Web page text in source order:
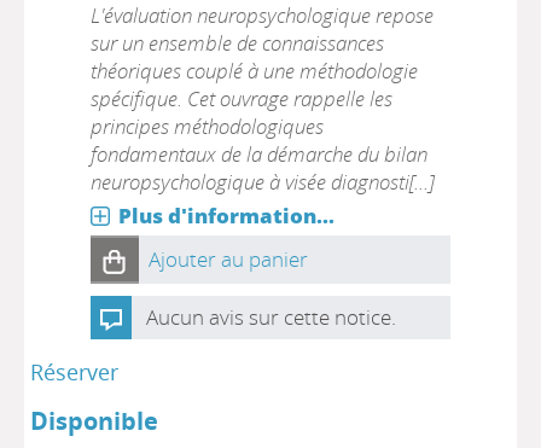
L'évaluation neuropsychologique repose
sur un ensemble de connaissances
théoriques couplé à une méthodologie
spécifique. Cet ouvrage rappelle les
principes méthodologiques
fondamentaux de la démarche du bilan
neuropsychologique à visée diagnosti[...]
Plus d'information...
Ajouter au panier
Aucun avis sur cette notice.
Réserver
Disponible